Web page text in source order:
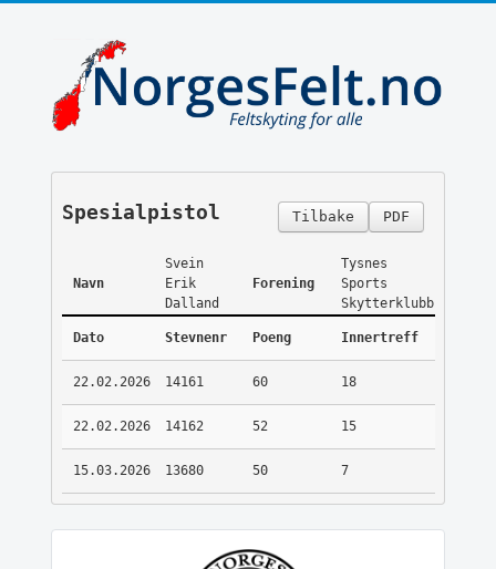
PDF
Tilbake
Spesialpistol
Navn
Svein
Erik
Dalland
Forening
Tysnes
Sports
Skytterklubb
Dato Stevnenr Poeng Innertreff
22.02.2026 14161 60 18
22.02.2026 14162 52 15
15.03.2026 13680 50 7